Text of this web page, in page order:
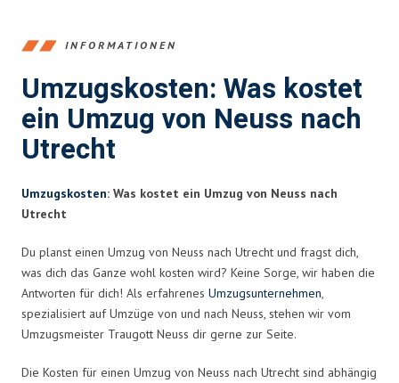
INFORMATIONEN
Umzugskosten: Was kostet
ein Umzug von Neuss nach
Utrecht
Umzugskosten: Was kostet ein Umzug von Neuss nach
Utrecht
Du planst einen Umzug von Neuss nach Utrecht und fragst dich,
was dich das Ganze wohl kosten wird? Keine Sorge, wir haben die
Antworten für dich! Als erfahrenes Umzugsunternehmen,
spezialisiert auf Umzüge von und nach Neuss, stehen wir vom
Umzugsmeister Traugott Neuss dir gerne zur Seite.
Die Kosten für einen Umzug von Neuss nach Utrecht sind abhängig